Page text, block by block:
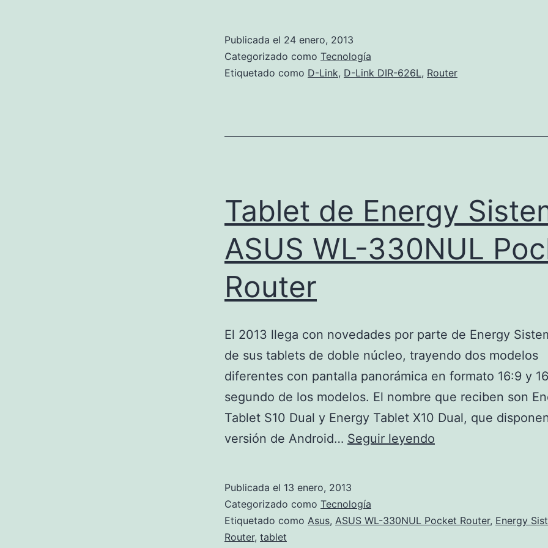
Link
DIR-
Publicada el 24 enero, 2013
Categorizado como Tecnología
Etiquetado como D-Link, D-Link DIR-626L, Router
Tablet de Energy
ASUS WL-330NUL
Router
El 2013 llega con novedades por parte de Energy
de sus tablets de doble núcleo, trayendo dos modelos
diferentes con pantalla panorámica en formato 16:9 y
segundo de los modelos. El nombre que reciben son
Tablet S10 Dual y Energy Tablet X10 Dual, que
versión de Android… Seguir leyendo
y
Publicada el 13 enero, 2013
Categorizado como Tecnología
Etiquetado como Asus, ASUS WL-330NUL Pocket Router, Energy
Router, tablet